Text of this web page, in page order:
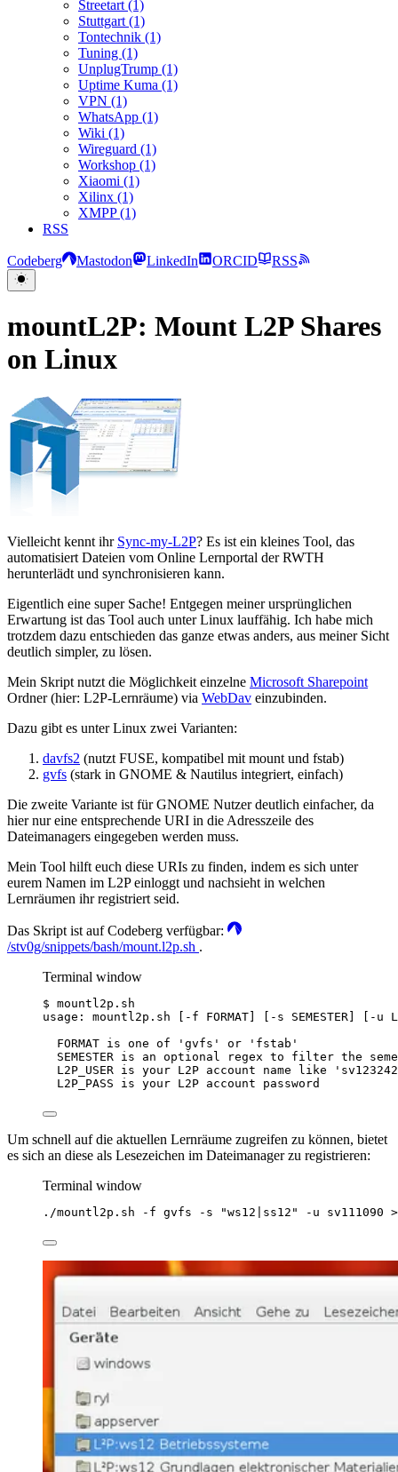
Streetart (1)
Stuttgart (1)
Tontechnik (1)
Tuning (1)
UnplugTrump (1)
Uptime Kuma (1)
VPN (1)
WhatsApp (1)
Wiki (1)
Wireguard (1)
Workshop (1)
Xiaomi (1)
Xilinx (1)
XMPP (1)
RSS
Codeberg Mastodon LinkedIn ORCID RSS
mountL2P: Mount L2P Shares
on Linux
Vielleicht kennt ihr Sync-my-L2P? Es ist ein kleines Tool, das
automatisiert Dateien vom Online Lernportal der RWTH
herunterlädt und synchronisieren kann.
Eigentlich eine super Sache! Entgegen meiner ursprünglichen
Erwartung ist das Tool auch unter Linux lauffähig. Ich habe mich
trotzdem dazu entschieden das ganze etwas anders, aus meiner Sicht
deutlich simpler, zu lösen.
Mein Skript nutzt die Möglichkeit einzelne Microsoft Sharepoint
Ordner (hier: L2P-Lernräume) via WebDav einzubinden.
Dazu gibt es unter Linux zwei Varianten:
davfs2 (nutzt FUSE, kompatibel mit mount und fstab)
gvfs (stark in GNOME & Nautilus integriert, einfach)
Die zweite Variante ist für GNOME Nutzer deutlich einfacher, da
hier nur eine entsprechende URI in die Adresszeile des
Dateimanagers eingegeben werden muss.
Mein Tool hilft euch diese URIs zu finden, indem es sich unter
eurem Namen im L2P einloggt und nachsieht in welchen
Lernräumen ihr registriert seid.
Das Skript ist auf Codeberg verfügbar:
/stv0g/snippets/bash/mount.l2p.sh .
Terminal window
$ mountl2p.sh
usage:
mountl2p.sh [-f FORMAT] [-s SEMESTER] [-u
FORMAT is one of ' gvfs ' or ' fstab '
SEMESTER is an optional regex to filter the
L2P_USER is your L2P account name like ' sv123242
L2P_PASS
is your L2P account password
Um schnell auf die aktuellen Lernräume zugreifen zu können, bietet
es sich an diese als Lesezeichen im Dateimanager zu registrieren:
Terminal window
./mountl2p.sh -f gvfs -s "ws12|ss12 " -u sv111090